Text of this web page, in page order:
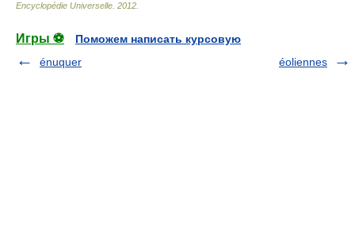
Encyclopédie Universelle 2012
Игры ⚽
Поможем написать курсовую
énuquer
éoliennes